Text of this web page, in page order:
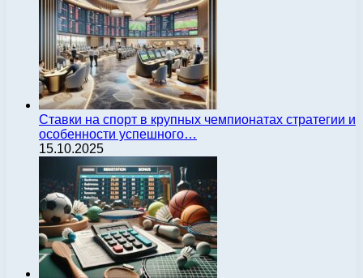
Ставки на спорт в крупных чемпионатах стратегии и
особенности успешного…
15.10.2025